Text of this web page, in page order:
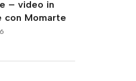
– video in
con Momarte